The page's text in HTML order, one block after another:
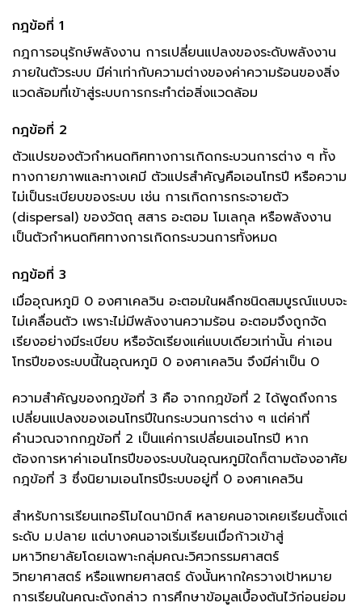
กฎข้อที่ 1
กฎการอนุรักษ์พลังงาน การเปลี่ยนแปลงของระดับพลังงาน
ภายในตัวระบบ มีค่าเท่ากับความต่างของค่าความร้อนของสิ่ง
แวดล้อมที่เข้าสู่ระบบการกระทำต่อสิ่งแวดล้อม
กฎข้อที่ 2
ตัวแปรของตัวกำหนดทิศทางการเกิดกระบวนการต่าง ๆ ทั้ง
ทางกายภาพและทางเคมี ตัวแปรสำคัญคือเอนโทรปี หรือความ
ไม่เป็นระเบียบของระบบ เช่น การเกิดการกระจายตัว
(dispersal) ของวัตถุ สสาร อะตอม โมเลกุล หรือพลังงาน
เป็นตัวกำหนดทิศทางการเกิดกระบวนการทั้งหมด
กฎข้อที่ 3
เมื่ออุณหภูมิ 0 องศาเคลวิน อะตอมในผลึกชนิดสมบูรณ์แบบจะ
ไม่เคลื่อนตัว เพราะไม่มีพลังงานความร้อน อะตอมจึงถูกจัด
เรียงอย่างมีระเบียบ หรือจัดเรียงแค่แบบเดียวเท่านั้น ค่าเอน
โทรปีของระบบนี้ในอุณหภูมิ 0 องศาเคลวิน จึงมีค่าเป็น 0
ความสำคัญของกฎข้อที่ 3 คือ จากกฎข้อที่ 2 ได้พูดถึงการ
เปลี่ยนแปลงของเอนโทรปีในกระบวนการต่าง ๆ แต่ค่าที่
คำนวณจากกฎข้อที่ 2 เป็นแค่การเปลี่ยนเอนโทรปี หาก
ต้องการหาค่าเอนโทรปีของระบบในอุณหภูมิใดก็ตามต้องอาศัย
กฎข้อที่ 3 ซึ่งนิยามเอนโทรปีระบบอยู่ที่ 0 องศาเคลวิน
สำหรับการเรียนเทอร์โมไดนามิกส์ หลายคนอาจเคยเรียนตั้งแต่
ระดับ ม.ปลาย แต่บางคนอาจเริ่มเรียนเมื่อก้าวเข้าสู่
มหาวิทยาลัยโดยเฉพาะกลุ่มคณะวิศวกรรมศาสตร์
วิทยาศาสตร์ หรือแพทยศาสตร์ ดังนั้นหากใครวางเป้าหมาย
การเรียนในคณะดังกล่าว การศึกษาข้อมูลเบื้องต้นไว้ก่อนย่อม